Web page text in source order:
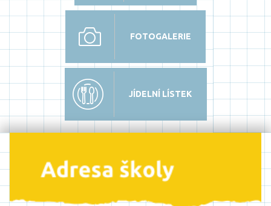
FOTOGALERIE
JÍDELNÍ LÍSTEK